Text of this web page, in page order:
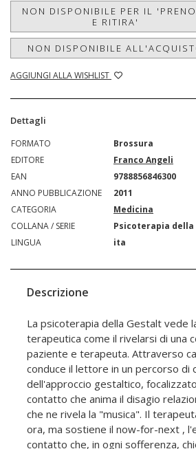
NON DISPONIBILE PER IL
E RITIRA'
NON DISPONIBILE
AGGIUNGI ALLA WISHLIST
Dettagli
FORMATO
Brossura
EDITORE
Franco Angeli
EAN
9788856846300
ANNO PUBBLICAZIONE
2011
CATEGORIA
Medicina
COLLANA / SERIE
Psicoterapia
LINGUA
ita
Descrizione
La psicoterapia della Gestalt vede
terapeutica come il rivelarsi di una
paziente e terapeuta. Attraverso
conduce il lettore in un percorso di
dell'approccio gestaltico,
contatto che anima il disagio
che ne rivela la "musica". Il
ora, ma sostiene il now-for-next ,
contatto che, in ogni sofferenza,